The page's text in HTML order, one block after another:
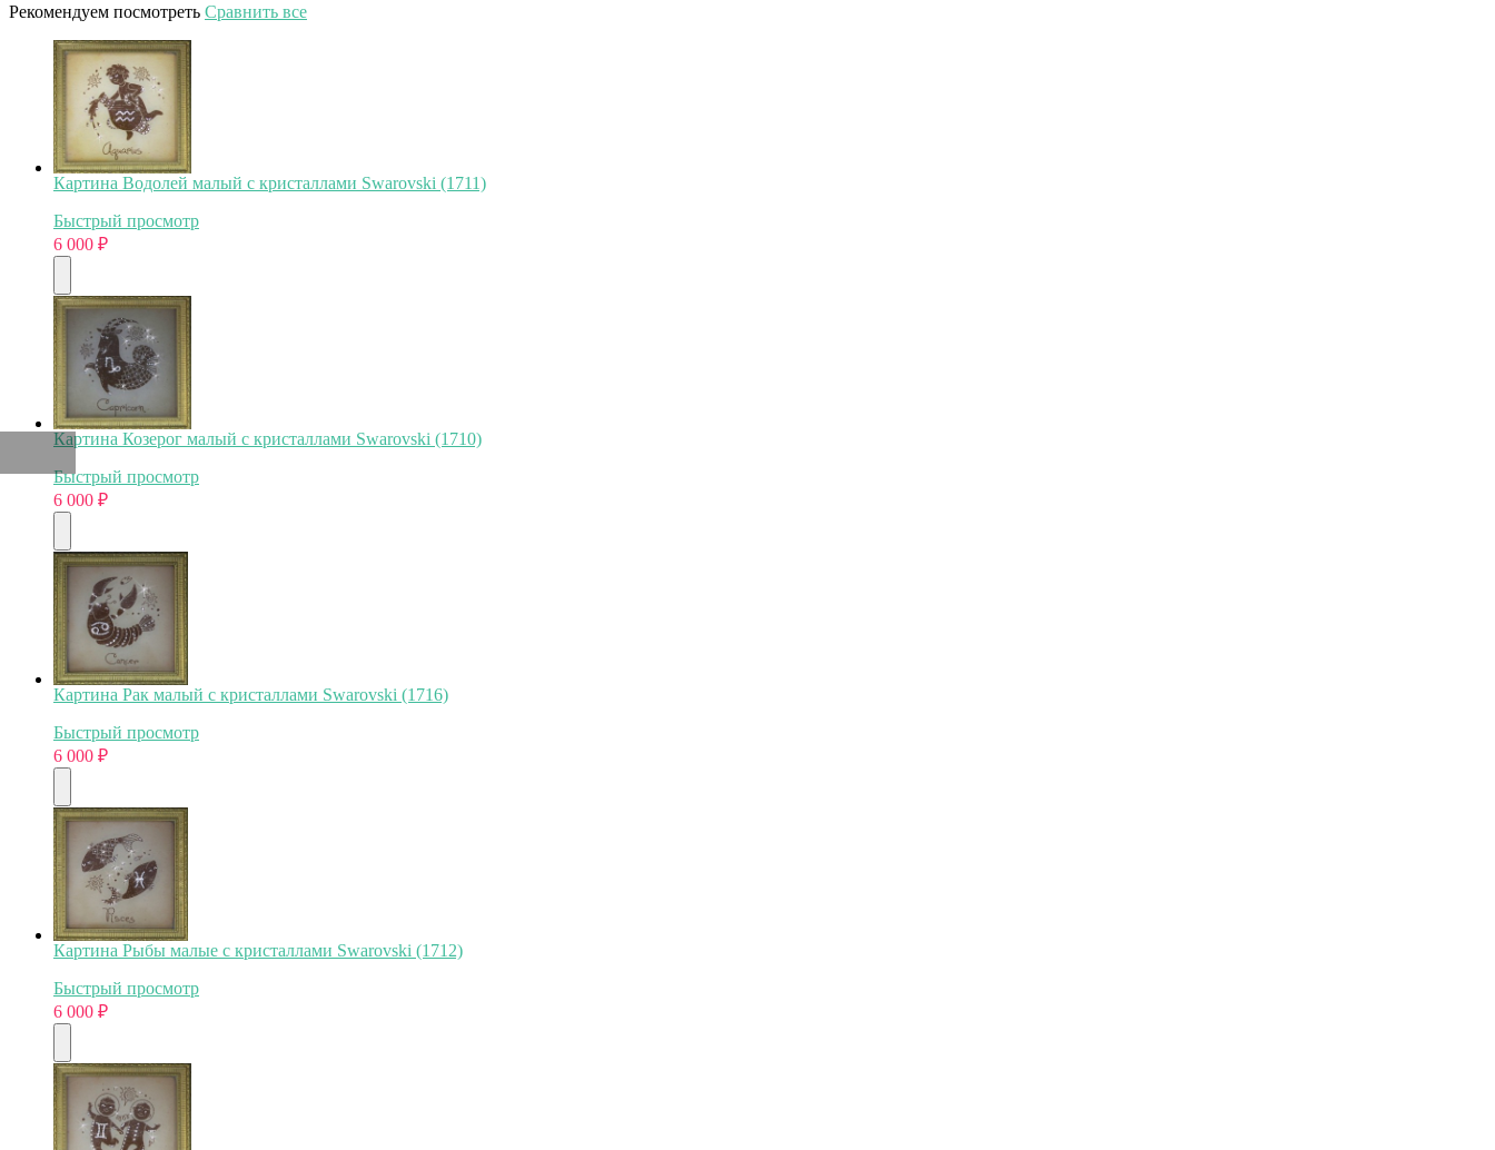
Рекомендуем посмотреть Сравнить все
Картина Водолей малый с кристаллами Swarovski (1711)
Быстрый просмотр
6 000 ₽
Картина Козерог малый с кристаллами Swarovski (1710)
Быстрый просмотр
6 000 ₽
Картина Рак малый с кристаллами Swarovski (1716)
Быстрый просмотр
6 000 ₽
Картина Рыбы малые с кристаллами Swarovski (1712)
Быстрый просмотр
6 000 ₽